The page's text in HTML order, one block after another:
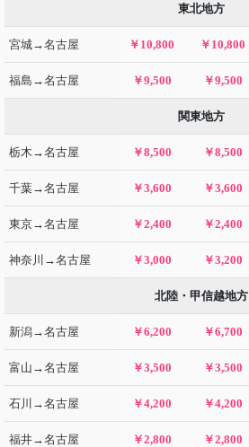
東北地方
宮城→名古屋 ￥10,800 ￥10,800
福島→名古屋 ￥9,500 ￥9,500
関東地方
栃木→名古屋 ￥8,500 ￥8,500
千葉→名古屋 ￥3,600 ￥3,600
東京→名古屋 ￥2,400 ￥2,400
神奈川→名古屋 ￥3,000 ￥3,200
北陸・甲信越地方
新潟→名古屋 ￥6,200 ￥6,700
富山→名古屋 ￥3,500 ￥3,500
石川→名古屋 ￥4,200 ￥4,200
福井→名古屋 ￥2,800 ￥2,800